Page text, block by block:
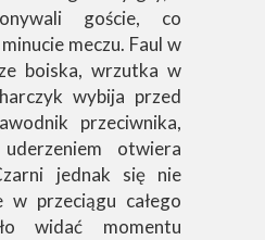
goście, co
meczu. Faul w
boiska, wrzutka w
wybija przed
przeciwnika,
otwiera
jednak się nie
w przeciągu całego
widać momentu